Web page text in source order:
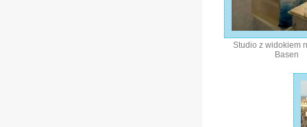
Studio z widokiem
Basen